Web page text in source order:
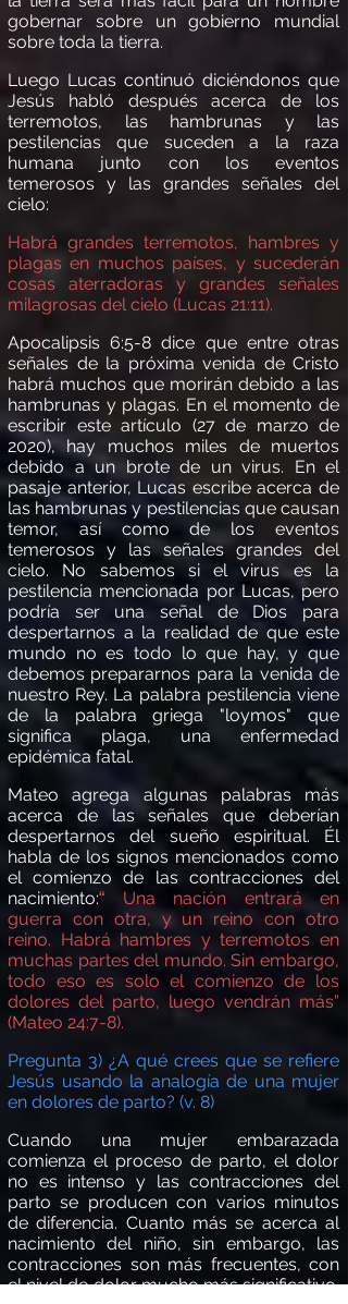
gobernar sobre un gobierno mundial
sobre toda la tierra.
Luego Lucas continuó diciéndonos que
Jesús habló después acerca de los
terremotos, las hambrunas y las
pestilencias que suceden a la raza
humana junto con los eventos
temerosos y las grandes señales del
cielo:
Habrá grandes terremotos, hambres y
plagas en muchos países, y sucederán
cosas aterradoras y grandes señales
milagrosas del cielo (Lucas 21:11).
Apocalipsis 6:5-8 dice que entre otras
señales de la próxima venida de Cristo
habrá muchos que morirán debido a las
hambrunas y plagas. En el momento de
escribir este artículo (27 de marzo de
2020), hay muchos miles de muertos
debido a un brote de un virus. En el
pasaje anterior, Lucas escribe acerca de
las hambrunas y pestilencias que causan
temor, así como de los eventos
temerosos y las señales grandes del
cielo. No sabemos si el virus es la
pestilencia mencionada por Lucas, pero
podría ser una señal de Dios para
despertarnos a la realidad de que este
mundo no es todo lo que hay, y que
debemos prepararnos para la venida de
nuestro Rey. La palabra pestilencia viene
de la palabra griega "loymos" que
significa plaga, una enfermedad
epidémica fatal.
Mateo agrega algunas palabras más
acerca de las señales que deberían
despertarnos del sueño espiritual. Él
habla de los signos mencionados como
el comienzo de las contracciones del
nacimiento:“ Una nación entrará en
guerra con otra, y un reino con otro
reino. Habrá hambres y terremotos en
muchas partes del mundo. Sin embargo,
todo eso es solo el comienzo de los
dolores del parto, luego vendrán más”
(Mateo 24:7-8).
Pregunta 3) ¿A qué crees que se refiere
Jesús usando la analogía de una mujer
en dolores de parto? (v. 8)
Cuando una mujer embarazada
comienza el proceso de parto, el dolor
no es intenso y las contracciones del
parto se producen con varios minutos
de diferencia. Cuanto más se acerca al
nacimiento del niño, sin embargo, las
contracciones son más frecuentes, con
el nivel de dolor mucho más significativo.